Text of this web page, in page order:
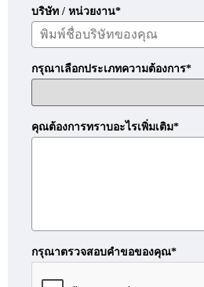
บริษัท / หน่วยงาน*
กรุณาเลือกประเภทความต้องการ*
คุณต้องการทราบอะไรเพิ่มเติม*
กรุณาตรวจสอบคำขอของคุณ*